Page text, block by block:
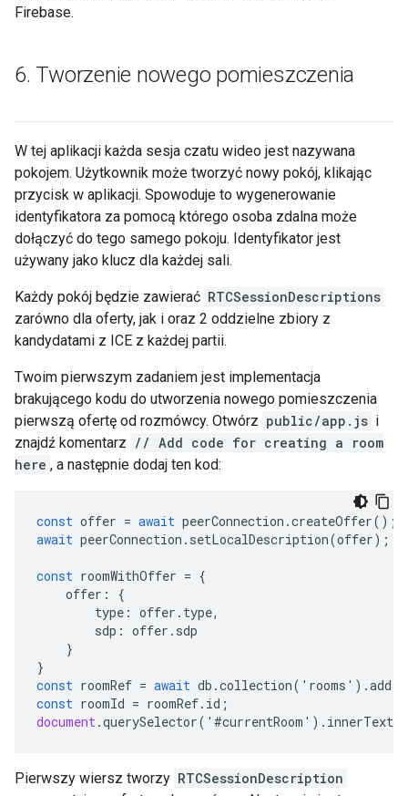
Firebase.
6. Tworzenie nowego pomieszczenia
W tej aplikacji każda sesja czatu wideo jest nazywana
pokojem. Użytkownik może tworzyć nowy pokój, klikając
przycisk w aplikacji. Spowoduje to wygenerowanie
identyfikatora za pomocą którego osoba zdalna może
dołączyć do tego samego pokoju. Identyfikator jest
używany jako klucz dla każdej sali.
Każdy pokój będzie zawierać RTCSessionDescriptions
zarówno dla oferty, jak i oraz 2 oddzielne zbiory z
kandydatami z ICE z każdej partii.
Twoim pierwszym zadaniem jest implementacja
brakującego kodu do utworzenia nowego pomieszczenia
pierwszą ofertę od rozmówcy. Otwórz public/app.js i
znajdź komentarz // Add code for creating a room
here , a następnie dodaj ten kod:
const offer = await peerConnection .createOffer();
await peerConnection . setLocalDescription(offer);
const roomWithOffer = {
offer :
{
type : offer . type,
sdp : offer . sdp
}
}
const roomRef = await db .collection( ' rooms ' ).add
const roomId = roomRef. id ;
document.querySelector( ' #currentRoom ' ). innerText
Pierwszy wiersz tworzy RTCSessionDescription